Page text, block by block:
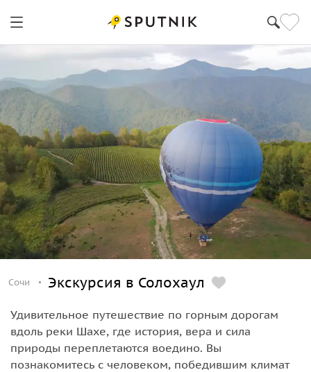
Сочи Экскурсия в Солохаул
Удивительное путешествие по горным дорогам
вдоль реки Шахе, где история, вера и сила
природы переплетаются воедино. Вы
познакомитесь с человеком, победившим климат